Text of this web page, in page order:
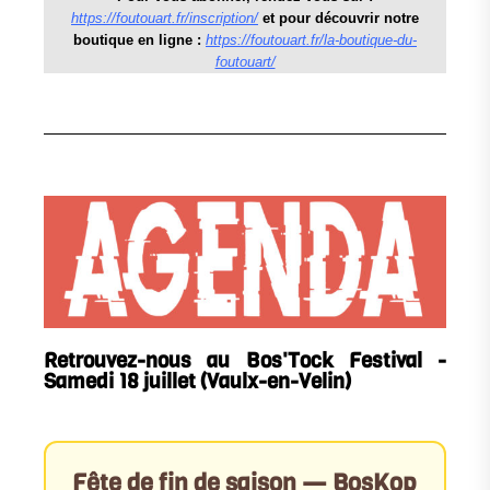
https://foutouart.fr/inscription/ et pour découvrir notre
boutique en ligne : https://foutouart.fr/la-boutique-du-
foutouart/
Retrouvez-nous au Bos'Tock Festival -
Samedi 18 juillet (Vaulx-en-Velin)
Fête de fin de saison — BosKop